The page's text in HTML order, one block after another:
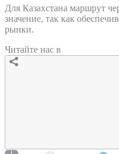
Для Казахстана маршрут
значение, так как
рынки.
Читайте нас в